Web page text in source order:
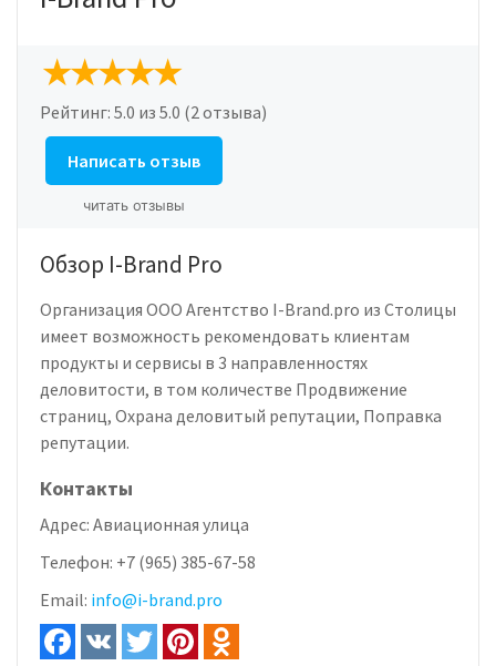
Рейтинг: 5.0 из 5.0 (2 отзыва)
Написать отзыв
читать отзывы
Обзор I-Brand Pro
Организация ООО Агентство I-Brand.pro из Столицы
имеет возможность рекомендовать клиентам
продукты и сервисы в 3 направленностях
деловитости, в том количестве Продвижение
страниц, Охрана деловитый репутации, Поправка
репутации.
Контакты
Адрес: Авиационная улица
Телефон: +7 (965) 385-67-58
Email: info@i-brand.pro